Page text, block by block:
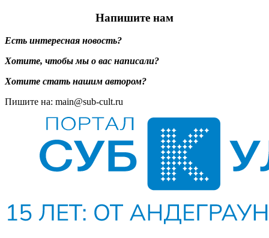
Напишите нам
Есть интересная новость?
Хотите, чтобы мы о вас написали?
Хотите стать нашим автором?
Пишите на: main@sub-cult.ru